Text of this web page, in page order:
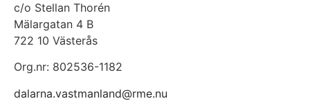
c/o Stellan Thorén
Mälargatan 4 B
722 10 Västerås
Org.nr: 802536-1182
dalarna.vastmanland@rme.nu